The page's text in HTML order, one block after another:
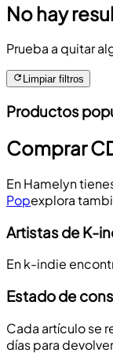
No hay
Prueba a quitar
Limpiar filtros
Productos
Comprar
En Hamelyn
Popexplora
Artistas de K-
En k-indie
Estado de
Cada artículo se
días para